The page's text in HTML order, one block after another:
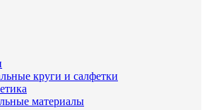
круги и салфетки
материалы